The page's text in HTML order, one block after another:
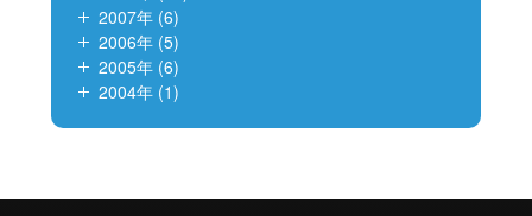
2007年 (6)
2006年 (5)
2005年 (6)
2004年 (1)